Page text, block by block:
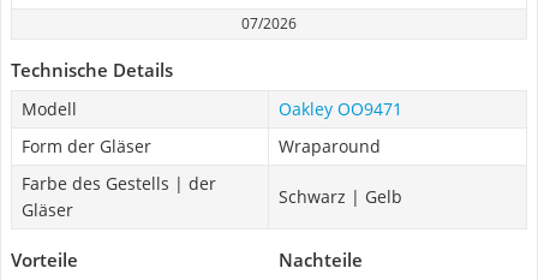
07/2026
Technische Details
Modell
Oakley OO9471
Form der Gläser
Wraparound
Farbe des Gestells | der
Gläser
Schwarz | Gelb
Vorteile Nachteile